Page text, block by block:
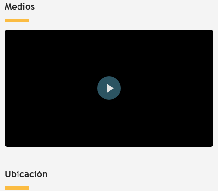
Medios
Ubicación